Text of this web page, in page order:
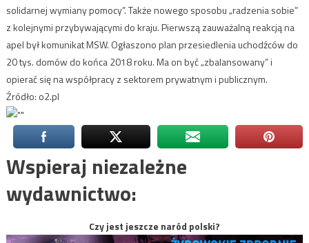
solidarnej wymiany pomocy”. Także nowego sposobu „radzenia sobie”
z kolejnymi przybywającymi do kraju. Pierwszą zauważalną reakcją na
apel był komunikat MSW. Ogłaszono plan przesiedlenia uchodźców do
20 tys. domów do końca 2018 roku. Ma on być „zbalansowany” i
opierać się na współpracy z sektorem prywatnym i publicznym.
Źródło: o2.pl
Wspieraj niezależne
wydawnictwo:
Czy jest jeszcze naród polski?